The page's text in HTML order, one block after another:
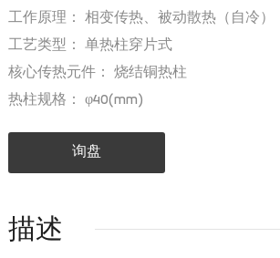
工作原理： 相变传热、被动散热（自冷）
工艺类型： 单热柱穿片式
核心传热元件： 烧结铜热柱
热柱规格： φ40(mm)
询盘
描述